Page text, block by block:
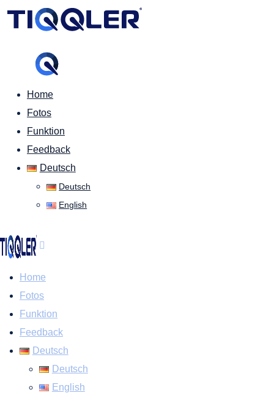
Home
Fotos
Funktion
Feedback
Deutsch
Deutsch
English
Home
Fotos
Funktion
Feedback
Deutsch
Deutsch
English